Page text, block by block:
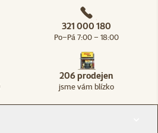
321 000 180
Po–Pá 7:00 – 18:00
206 prodejen
jsme vám blízko